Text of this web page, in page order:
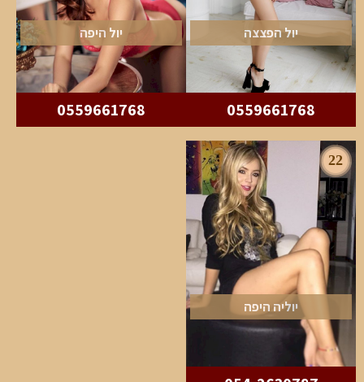
יול הפצצה
0559661768
יול היפה
0559661768
22
יוליה היפה